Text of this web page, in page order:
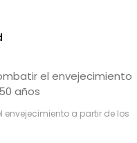
envejecimiento a partir de los